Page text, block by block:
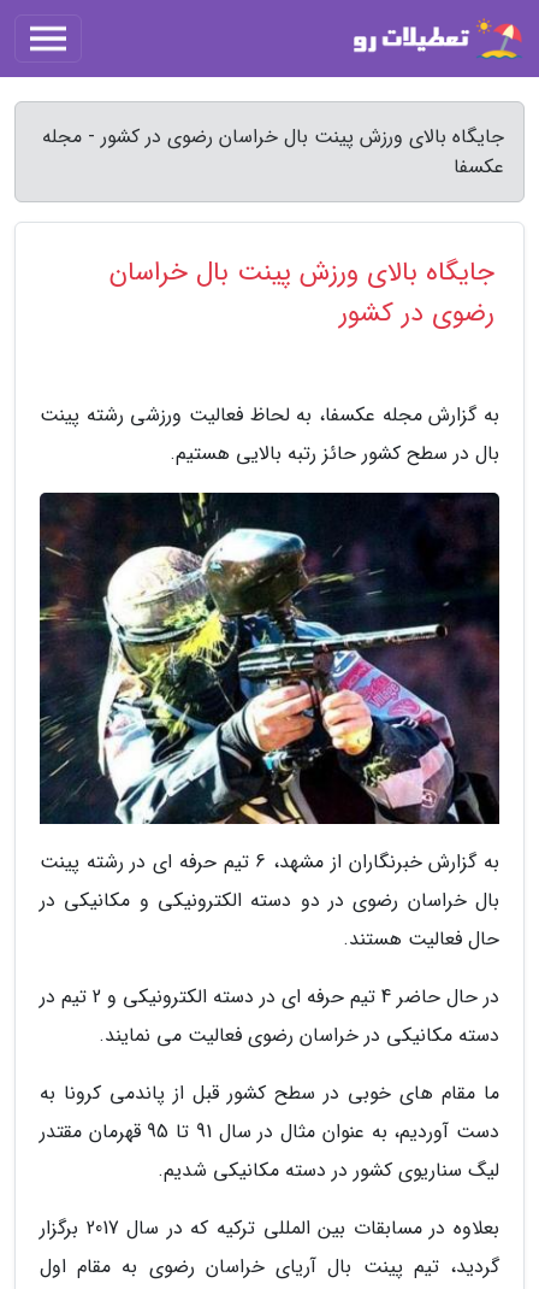
جایگاه بالای ورزش پینت بال خراسان رضوی در کشور - مجله
عکسفا
جایگاه بالای ورزش پینت بال خراسان
رضوی در کشور
به گزارش مجله عکسفا، به لحاظ فعالیت ورزشی رشته پینت
بال در سطح کشور حائز رتبه بالایی هستیم.
به گزارش خبرنگاران از مشهد، 6 تیم حرفه ای در رشته پینت
بال خراسان رضوی در دو دسته الکترونیکی و مکانیکی در
حال فعالیت هستند.
در حال حاضر 4 تیم حرفه ای در دسته الکترونیکی و 2 تیم در
دسته مکانیکی در خراسان رضوی فعالیت می نمایند.
ما مقام های خوبی در سطح کشور قبل از پاندمی کرونا به
دست آوردیم، به عنوان مثال در سال 91 تا 95 قهرمان مقتدر
لیگ سناریوی کشور در دسته مکانیکی شدیم.
بعلاوه در مسابقات بین المللی ترکیه که در سال 2017 برگزار
گردید، تیم پینت بال آریای خراسان رضوی به مقام اول